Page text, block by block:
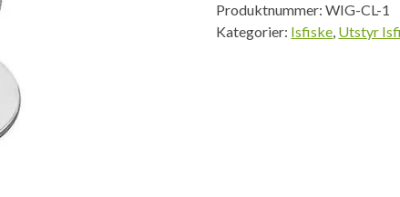
Produktnummer:WIG-CL-1
Kategorier: Isfiske, Utstyr